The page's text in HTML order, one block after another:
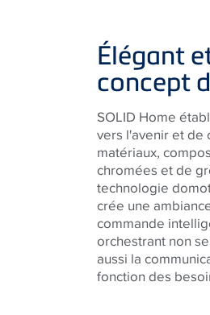
Élégant
concept
SOLID Home
vers l'avenir et de
matériaux,
chromées et de
technologie
crée une
commande
orchestrant non
aussi la
fonction des